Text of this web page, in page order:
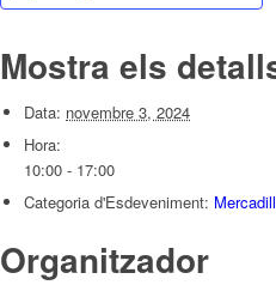
Mostra els
Data: novembre 3, 2024
Hora:
10:00 - 17:00
Categoria d'Esdeveniment:
Organitzador